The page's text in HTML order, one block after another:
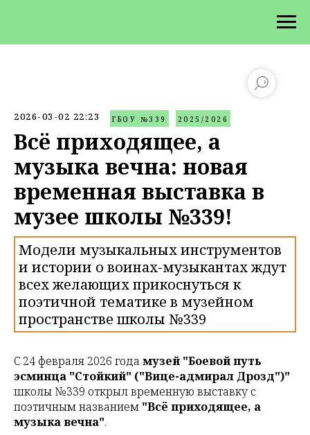
Всё приходящее, а
музыка вечна: новая
временная выставка в
музее школы №339!
Модели музыкальных инструментов
и истории о воинах-музыкантах ждут
всех желающих прикоснуться к
поэтичной тематике в музейном
пространстве школы №339
С 24 февраля 2026 годамузей "Боевой путь
эсминца "Стойкий" ("Вице-адмирал Дрозд")"
школы №339 открыл временную выставку с
поэтичным названием "Всё приходящее, а
музыка вечна".
2026-03-02 22:23 ГБОУ №339 2025/2026